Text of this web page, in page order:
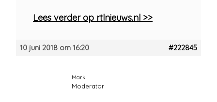
Lees verder op rtlnieuws.nl >>
10 juni 2018 om 16:20 #222845
Mark
Moderator